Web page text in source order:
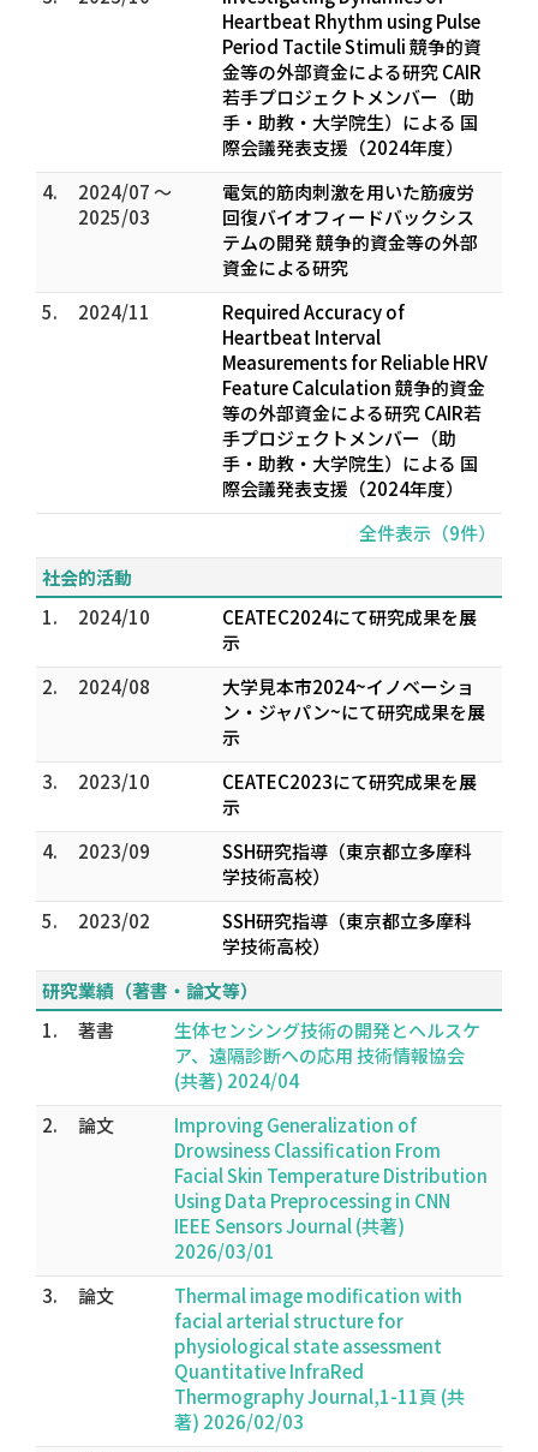
Heartbeat Rhythm using Pulse
Period Tactile Stimuli 競争的資
金等の外部資金による研究 CAIR
若手プロジェクトメンバー（助
手・助教・大学院生）による 国
際会議発表支援（2024年度）
4.
2024/07 ～
2025/03
電気的筋肉刺激を用いた筋疲労
回復バイオフィードバックシス
テムの開発 競争的資金等の外部
資金による研究
5.
2024/11
Required Accuracy of
Heartbeat Interval
Measurements for Reliable HRV
Feature Calculation 競争的資金
等の外部資金による研究 CAIR若
手プロジェクトメンバー（助
手・助教・大学院生）による 国
際会議発表支援（2024年度）
全件表示（9件）
社会的活動
1.
2024/10
CEATEC2024にて研究成果を展
示
2.
2024/08
大学見本市2024~イノベーショ
ン・ジャパン~にて研究成果を展
示
3.
2023/10
CEATEC2023にて研究成果を展
示
4.
2023/09
SSH研究指導（東京都立多摩科
学技術高校）
5.
2023/02
SSH研究指導（東京都立多摩科
学技術高校）
研究業績（著書・論文等）
1.
著書
生体センシング技術の開発とヘルスケ
ア、遠隔診断への応用 技術情報協会
(共著) 2024/04
2.
論文
Improving Generalization of
Drowsiness Classification From
Facial Skin Temperature Distribution
Using Data Preprocessing in CNN
IEEE Sensors Journal (共著)
2026/03/01
3.
論文
Thermal image modification with
facial arterial structure for
physiological state assessment
Quantitative InfraRed
Thermography Journal,1-11頁 (共
著) 2026/02/03